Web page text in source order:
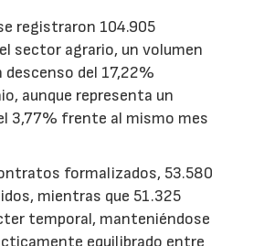
registraron 104.905
sector agrario, un volumen
descenso del 17,22%
aunque representa un
3,77% frente al mismo mes
formalizados, 53.580
mientras que 51.325
temporal, manteniéndose